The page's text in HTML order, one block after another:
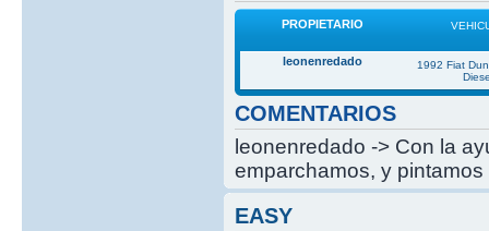
PROPIETARIO
leonenredado
1992 Fiat
COMENTARIOS
leonenredado -> Con la
emparchamos, y
EASY